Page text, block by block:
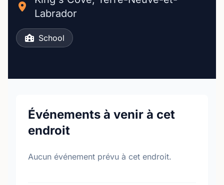
Labrador
School
Événements à venir à cet
endroit
Aucun événement prévu à cet endroit.